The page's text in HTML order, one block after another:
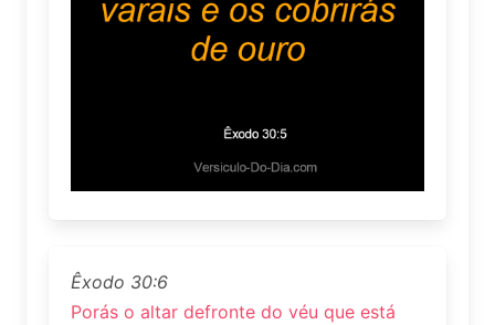
Êxodo 30:6
Porás o altar defronte do véu que está